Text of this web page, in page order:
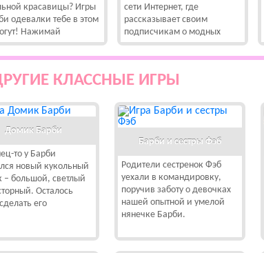
красавицы? Игры
одевалки тебе в этом
Нажимай
сети Интернет, где
рассказывает своим
подписчикам о модных
КЛАССНЫЕ ИГРЫ
Домик Барби
то у Барби
новый кукольный
– большой, светлый
Осталось
его
Барби и сестры Фэб
Родители сестренок Фэб
уехали в командировку,
поручив заботу о девочках
нашей опытной и умелой
нянечке Барби.